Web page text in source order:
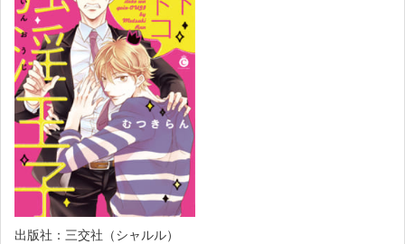
出版社：三交社（シャルル）